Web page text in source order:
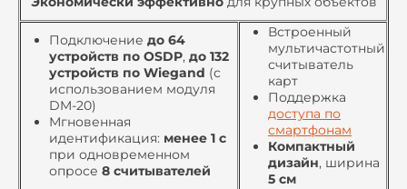
Подключение до 64
устройств по OSDP, до 132
устройств по Wiegand (с
использованием модуля
DM-20)
Мгновенная
идентификация: менее 1 с
при одновременном
опросе 8 считывателей
Встроенный
мультичастотный
считыватель
карт
Поддержка
доступа по
смартфонам
Компактный
дизайн, ширина
5 см